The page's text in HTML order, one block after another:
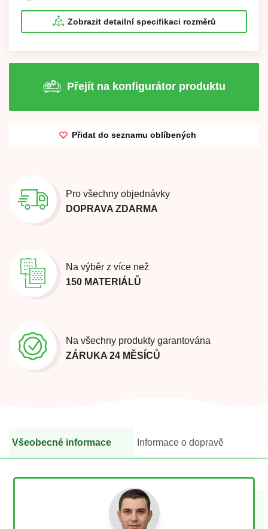
Zobrazit detailní specifikaci rozměrů
Přejít na konfigurátor produktu
Přidat do seznamu oblíbených
Pro všechny objednávky
DOPRAVA ZDARMA
Na výběr z více než
150 MATERIÁLŮ
Na všechny produkty garantována
ZÁRUKA 24 MĚSÍCŮ
Všeobecné informace Informace o dopravě